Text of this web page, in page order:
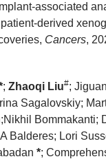
associated
derived
Cancers,
; Zhaoqi Liu#;
Sagalovskiy;
Bommakanti;
Balderes; Lori
*;